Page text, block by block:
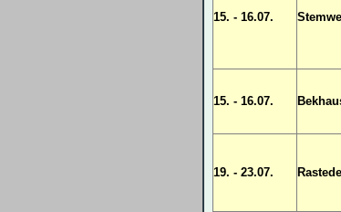
15. - 16.07.
15. - 16.07.
19. - 23.07. Rastede